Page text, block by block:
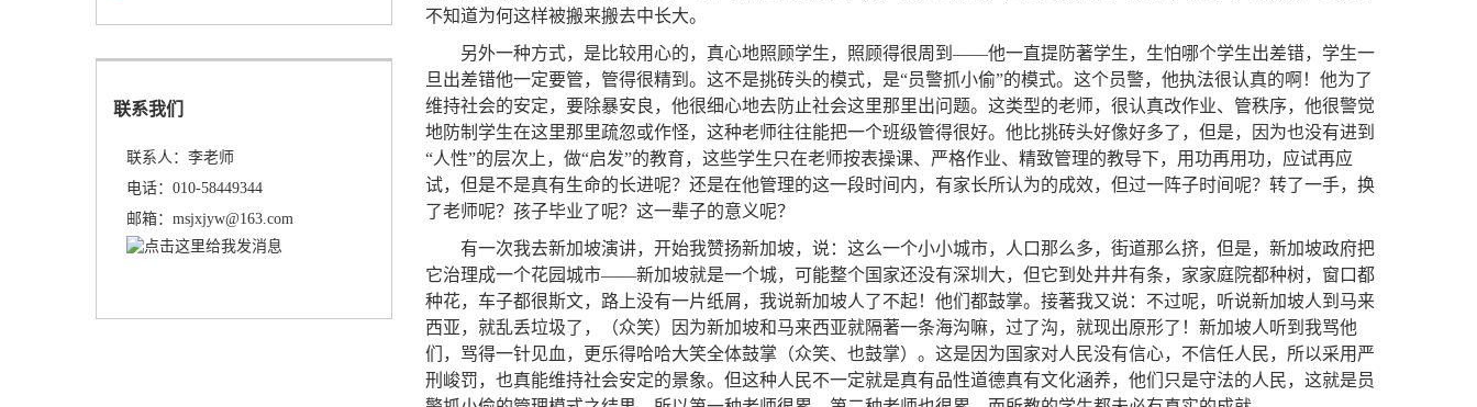
联系我们
联系人：李老师
电话：010-58449344
邮箱：msjxjyw@163.com
不知道为何这样被搬来搬去中长大。
另外一种方式，是比较用心的，真心地照顾学生，照顾得很周到——他一直提防著学生，生怕哪个学生出差错，学生一
旦出差错他一定要管，管得很精到。这不是挑砖头的模式，是“员警抓小偷”的模式。这个员警，他执法很认真的啊！他为了
维持社会的安定，要除暴安良，他很细心地去防止社会这里那里出问题。这类型的老师，很认真改作业、管秩序，他很警觉
地防制学生在这里那里疏忽或作怪，这种老师往往能把一个班级管得很好。他比挑砖头好像好多了，但是，因为也没有进到
“人性”的层次上，做“启发”的教育，这些学生只在老师按表操课、严格作业、精致管理的教导下，用功再用功，应试再应
试，但是不是真有生命的长进呢？还是在他管理的这一段时间内，有家长所认为的成效，但过一阵子时间呢？转了一手，换
了老师呢？孩子毕业了呢？这一辈子的意义呢？
有一次我去新加坡演讲，开始我赞扬新加坡，说：这么一个小小城市，人口那么多，街道那么挤，但是，新加坡政府把
它治理成一个花园城市——新加坡就是一个城，可能整个国家还没有深圳大，但它到处井井有条，家家庭院都种树，窗口都
种花，车子都很斯文，路上没有一片纸屑，我说新加坡人了不起！他们都鼓掌。接著我又说：不过呢，听说新加坡人到马来
西亚，就乱丢垃圾了，（众笑）因为新加坡和马来西亚就隔著一条海沟嘛，过了沟，就现出原形了！新加坡人听到我骂他
们，骂得一针见血，更乐得哈哈大笑全体鼓掌（众笑、也鼓掌）。这是因为国家对人民没有信心，不信任人民，所以采用严
刑峻罚，也真能维持社会安定的景象。但这种人民不一定就是真有品性道德真有文化涵养，他们只是守法的人民，这就是员